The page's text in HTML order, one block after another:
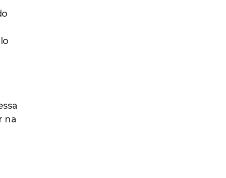
na